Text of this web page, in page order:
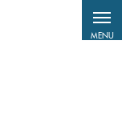
MENU